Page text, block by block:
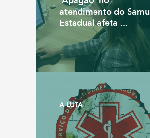
atendimento do Samu
Estadual afeta ...
A LUTA